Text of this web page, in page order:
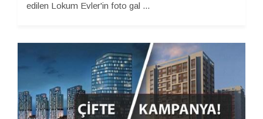
edilen Lokum Evler'in foto gal ...